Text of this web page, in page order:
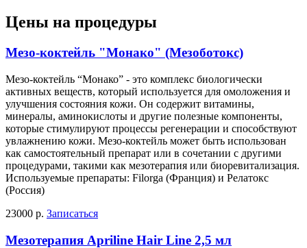
Цены на процедуры
Мезо-коктейль "Монако" (Мезоботокс)
Мезо-коктейль “Монако” - это комплекс биологически
активных веществ, который используется для омоложения и
улучшения состояния кожи. Он содержит витамины,
минералы, аминокислоты и другие полезные компоненты,
которые стимулируют процессы регенерации и способствуют
увлажнению кожи. Мезо-коктейль может быть использован
как самостоятельный препарат или в сочетании с другими
процедурами, такими как мезотерапия или биоревитализация.
Используемые препараты: Filorga (Франция) и Релатокс
(Россия)
23000 р. Записаться
Мезотерапия Apriline Hair Line 2,5 мл